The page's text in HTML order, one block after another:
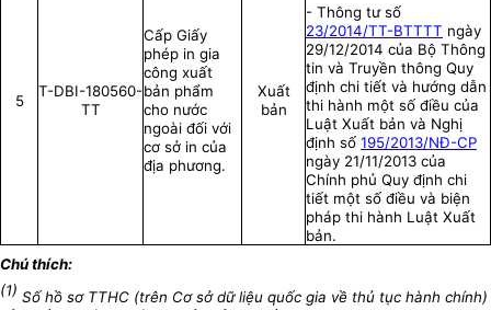
5
T-DBI-180560-
TT
Cấp Giấy
phép in gia
công xuất
bản phẩm
cho nước
ngoài đối với
cơ sở in của
địa phương.
Xuất
bản
- Thông tư số
23/2014/TT-BTTTT ngày
29/12/2014 của Bộ Thông
tin và Truyền thông Quy
định chi tiết và hướng dẫn
thi hành một số điều của
Luật Xuất bản và Nghị
định số 195/2013/NĐ-CP
ngày 21/11/2013 của
Chính phủ Quy định chi
tiết một số điều và biện
pháp thi hành Luật Xuất
bản.
Chú thích:
(1) Số hồ sơ TTHC (trên Cơ sở dữ liệu quốc gia về thủ tục hành chính)